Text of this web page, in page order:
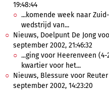
19:48:44
...komende week naar
wedstrijd van...
Nieuws, Doelpunt De Jong
september 2002, 21:46:32
...ging voor Heerenveen (4-
kwartier voor het...
Nieuws, Blessure voor
september 2002, 14:23:20